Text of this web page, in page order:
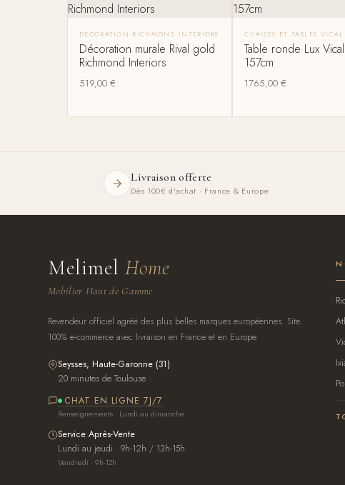
DÉCORATION RICHMOND INTERIORS
Décoration murale Rival gold
Richmond Interiors
519,00€
CHAISES ET TABLES
Table ronde Lux
157cm
1765,00€
Livraison offerte
Dès 100€ d'achat · France & Europe
MelimelHome
Mobilier Haut de Gamme
Revendeur officiel agréé des plus belles marques européennes. Site
100% e-commerce avec livraison en France et en Europe.
Seysses, Haute-Garonne (31)
20 minutes de Toulouse
CHAT EN LIGNE 7J/7
Renseignements · Lundi au dimanche
Service Après-Vente
Lundi au jeudi · 9h-12h / 13h-15h
Vendredi · 9h-12h